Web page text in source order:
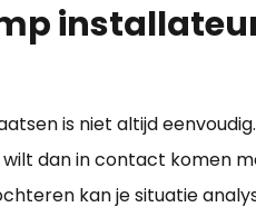
is niet altijd
dan in contact komen
kan je situatie